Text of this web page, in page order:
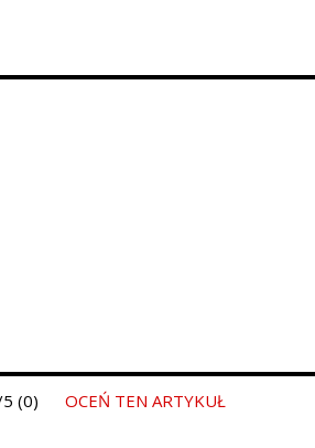
(0) OCEŃ TEN ARTYKUŁ